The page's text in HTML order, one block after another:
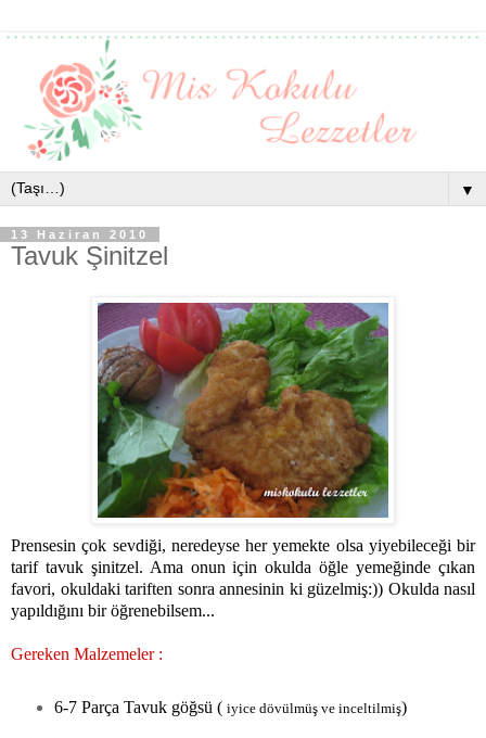
▼
13 Haziran 2010
Tavuk Şinitzel
Prensesin çok sevdiği, neredeyse her yemekte olsa yiyebileceği bir
tarif tavuk şinitzel. Ama onun için okulda öğle yemeğinde çıkan
favori, okuldaki tariften sonra annesinin ki güzelmiş:)) Okulda nasıl
yapıldığını bir öğrenebilsem...
Gereken Malzemeler :
6-7 Parça Tavuk göğsü ( iyice dövülmüş ve inceltilmiş)